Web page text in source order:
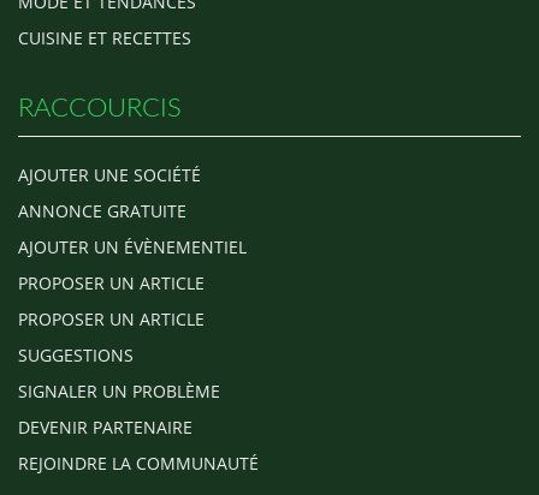
CUISINE ET RECETTES
RACCOURCIS
AJOUTER UNE SOCIÉTÉ
ANNONCE GRATUITE
AJOUTER UN ÉVÈNEMENTIEL
PROPOSER UN ARTICLE
PROPOSER UN ARTICLE
SUGGESTIONS
SIGNALER UN PROBLÈME
DEVENIR PARTENAIRE
REJOINDRE LA COMMUNAUTÉ